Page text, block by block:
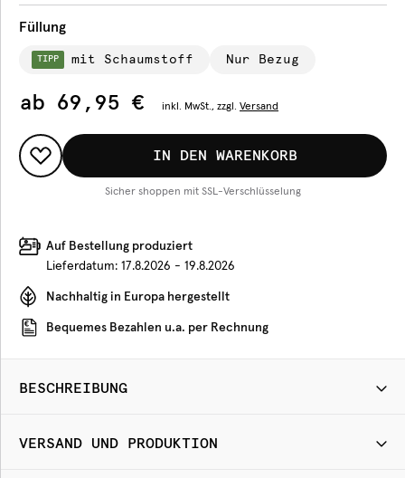
Füllung
TIPP mit Schaumstoff Nur Bezug
ab 69,95 € inkl. MwSt., zzgl. Versand
IN DEN WARENKORB
Sicher shoppen mit SSL-Verschlüsselung
Auf Bestellung produziert
Lieferdatum: 17.8.2026 - 19.8.2026
Nachhaltig in Europa hergestellt
Bequemes Bezahlen u.a. per Rechnung
BESCHREIBUNG
VERSAND UND PRODUKTION